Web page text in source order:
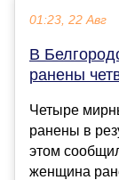
01:23, 22 Авг
В
ранены
Четыре
ранены в
этом
женщина